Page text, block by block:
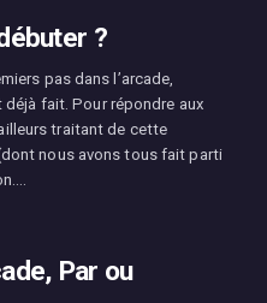
?
pas dans l’arcade,
déjà fait. Pour répondre aux
traitant de cette
nous avons tous fait parti
Par ou